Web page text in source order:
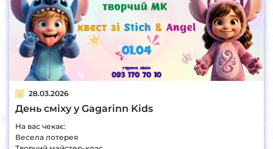
28.03.2026
День сміху у Gagarinn Kids
На вас чекає:
Весела лотерея